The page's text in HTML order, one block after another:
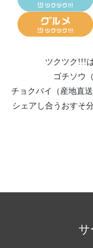
ツクツク!!!は
ゴチソウ
チョクバイ（産地直送
シェアし合う おすそ